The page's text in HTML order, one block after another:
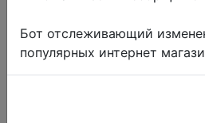
Перейти в
Бот отслеживающий
популярных интернет